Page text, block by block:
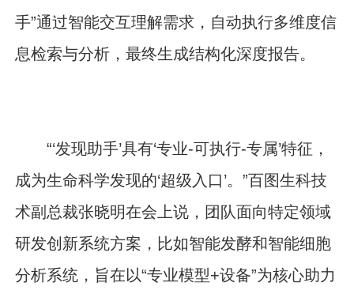
手”通过智能交互理解需求，自动执行多维度信
息检索与分析，最终生成结构化深度报告。
“‘发现助手’具有‘专业-可执行-专属’特征，
成为生命科学发现的‘超级入口’。”百图生科技
术副总裁张晓明在会上说，团队面向特定领域
研发创新系统方案，比如智能发酵和智能细胞
分析系统，旨在以“专业模型+设备”为核心助力